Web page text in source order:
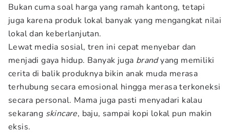
Bukan cuma soal harga yang ramah kantong, tetapi
juga karena produk lokal banyak yang mengangkat nilai
lokal dan keberlanjutan.
Lewat media sosial, tren ini cepat menyebar dan
menjadi gaya hidup. Banyak juga brandyang memiliki
cerita di balik produknya bikin anak muda merasa
terhubung secara emosional hingga merasa terkoneksi
secara personal. Mama juga pasti menyadari kalau
sekarang skincare, baju, sampai kopi lokal pun makin
eksis.